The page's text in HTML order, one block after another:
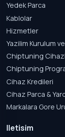
Yedek Parca
Kablolar
Hizmetler
Yazilim Kurulum
Chiptuning
Chiptuning
Cihaz Kredileri
Cihaz Parca &
Markalara Gore
Iletisim